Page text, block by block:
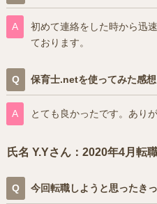
初めて連絡をした時から迅
ております。
保育士.netを使ってみた感
とても良かったです。あり
氏名 Y.Yさん：2020年4月転
今回転職しようと思ったき